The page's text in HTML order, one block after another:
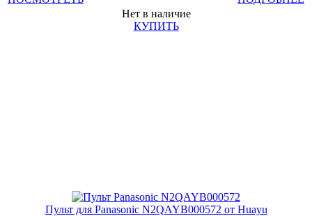
Нет в наличие
КУПИТЬ
Пульт для Panasonic N2QAYB000572 от Huayu